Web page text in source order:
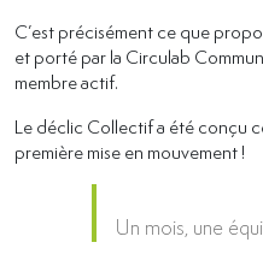
C’est précisément ce que
et porté par la Circulab
membre actif.
Le déclic Collectif a été conçu
première mise en mouvement !
Un mois, une